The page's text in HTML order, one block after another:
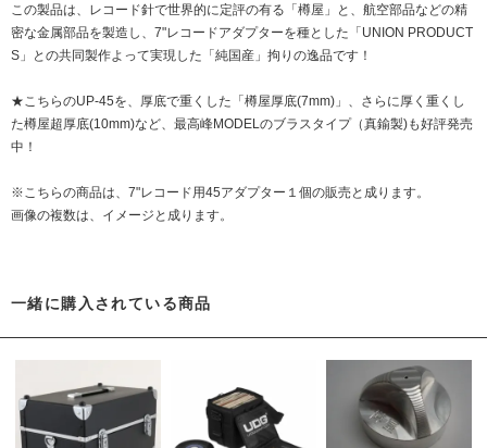
この製品は、レコード針で世界的に定評の有る「樽屋」と、航空部品などの精
密な金属部品を製造し、7"レコードアダプターを種とした「UNION PRODUCT
S」との共同製作よって実現した「純国産」拘りの逸品です！
★こちらのUP-45を、厚底で重くした「樽屋厚底(7mm)」、さらに厚く重くし
た樽屋超厚底(10mm)など、最高峰MODELのブラスタイプ（真鍮製)も好評発売
中！
※こちらの商品は、7"レコード用45アダプター１個の販売と成ります。
画像の複数は、イメージと成ります。
一緒に購入されている商品